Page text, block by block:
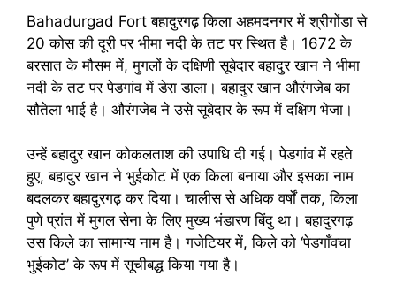
Bahadurgad Fort बहादुरगढ़ किला अहमदनगर में श्रीगोंडा से
20 कोस की दूरी पर भीमा नदी के तट पर स्थित है। 1672 के
बरसात के मौसम में, मुगलों के दक्षिणी सूबेदार बहादुर खान ने भीमा
नदी के तट पर पेडगांव में डेरा डाला। बहादुर खान औरंगजेब का
सौतेला भाई है। औरंगजेब ने उसे सूबेदार के रूप में दक्षिण भेजा।
उन्हें बहादुर खान कोकलताश की उपाधि दी गई। पेडगांव में रहते
हुए, बहादुर खान ने भुईकोट में एक किला बनाया और इसका नाम
बदलकर बहादुरगढ़ कर दिया। चालीस से अधिक वर्षों तक, किला
पुणे प्रांत में मुगल सेना के लिए मुख्य भंडारण बिंदु था। बहादुरगढ़
उस किले का सामान्य नाम है। गजेटियर में, किले को ‘पेडगाँवचा
भुईकोट’ के रूप में सूचीबद्ध किया गया है।